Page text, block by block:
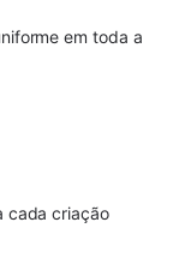
em toda a
cada criação